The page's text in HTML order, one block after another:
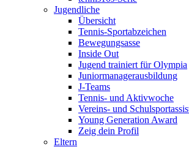
Jugendliche
Übersicht
Tennis-Sportabzeichen
Bewegungsasse
Inside Out
Jugend trainiert für Olympia
Juniormanagerausbildung
J-Teams
Tennis- und Aktivwoche
Vereins- und
Young Generation Award
Zeig dein Profil
Eltern